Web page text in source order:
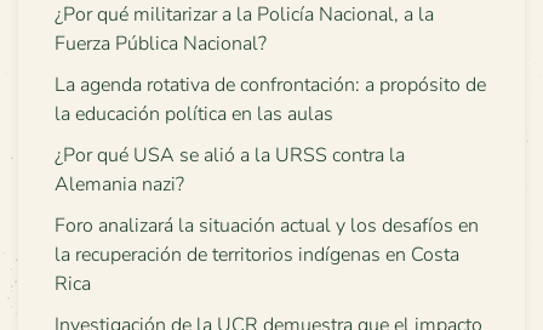
¿Por qué militarizar a la Policía Nacional, a la
Fuerza Pública Nacional?
La agenda rotativa de confrontación: a propósito de
la educación política en las aulas
¿Por qué USA se alió a la URSS contra la
Alemania nazi?
Foro analizará la situación actual y los desafíos en
la recuperación de territorios indígenas en Costa
Rica